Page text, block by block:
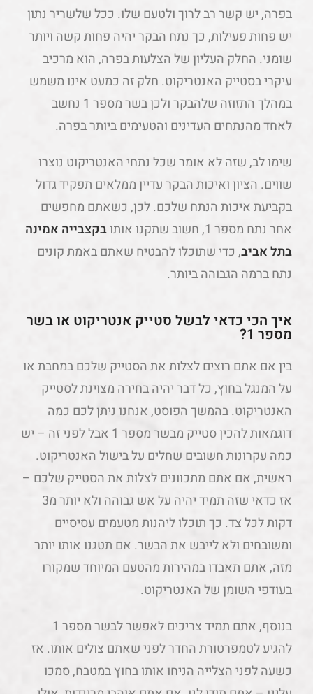
בפרה, יש קשר רב לרוך ולטעם שלו. ככל שלשריר נתון
יש פחות פעילות, כך נתח הבקר יהיה פחות קשה ויותר
שומני. החלק העליון של הצלעות בפרה, הוא מרכיב
עיקרי בסטייק האנטריקוט. חלק זה כמעט אינו משמש
במהלך התזוזה שלהבקר ולכן בשר מספר 1 נחשב
לאחד מהנתחים העדינים והטעימים ביותר בפרה.
שימו לב, שזה לא אומר שכל נתחי האנטריקוט נוצרו
שווים. הציון ואיכות הבקר עדיין ממלאים תפקיד גדול
בקביעת איכות הנתח שלכם. לכן, כשאתם מחפשים
אחר נתח מספר 1, חשוב שתקנו אותו
בקצבייה אמינה
בתל אביב, כדי שתוכלו להבטיח שאתם באמת קונים
נתח ברמה הגבוהה ביותר.
איך הכי כדאי לבשל סטייק אנטריקוט או בשר
מספר 1?
בין אם אתם רוצים לצלות את הסטייק שלכם במחבת או
על המנגל בחוץ, כל דבר יהיה בחירה מצוינת לסטייק
האנטריקוט. בהמשך הפוסט, אנחנו ניתן לכם כמה
דוגמאות להכין סטייק מבשר מספר 1 אבל לפני זה – יש
כמה עקרונות חשובים שחלים על בישול האנטריקוט.
ראשית, אם אתם מתכוונים לצלות את הסטייק שלכם –
אז כדאי שזה תמיד יהיה על אש גבוהה ולא יותר מ3
דקות לכל צד. כך תוכלו ליהנות מטעמים עסיסיים
ומשובחים ולא לייבש את הבשר. אם תטגנו אותו יותר
מזה, אתם תאבדו במהירות מהטעם המיוחד שמקורו
בעודפי השומן של האנטריקוט.
בנוסף, אתם תמיד צריכים לאפשר לבשר מספר 1
להגיע לטמפרטורת החדר לפני שאתם צולים אותו. אז
כשעה לפני הצלייה הניחו אותו בחוץ במטבח, סמכו